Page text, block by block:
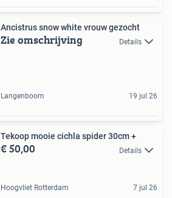
Ancistrus snow white vrouw gezocht
Zie omschrijving Details
Langenboom 19 jul 26
Tekoop mooie cichla spider 30cm +
€ 50,00 Details
Hoogvliet Rotterdam 7 jul 26